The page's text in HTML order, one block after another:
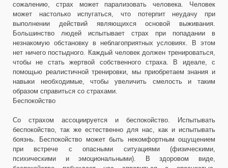
сожалению, страх может парализовать человека. Человек
может настолько испугаться, что потерпит неудачу при
выполнении действий являющихся основой выживания.
Большинство людей испытывает страх при попадании в
незнакомую обстановку в неблагоприятных условиях. В этом
нет ничего постыдного. Каждый человек должен тренироваться,
чтобы не стать жертвой собственного страха. В идеале, с
помощью реалистичной тренировки, мы приобретаем знания и
навыки необходимые, чтобы увеличить смелость и таким
образом справиться со страхами.
Беспокойство
Со страхом ассоциируется и беспокойство. Испытывать
беспокойство, так же естественно для нас, как и испытывать
боязнь. Беспокойство может быть некомфортным ощущением
при встрече с опасными ситуациями (физическими,
психическими и эмоциональными). В здоровом виде,